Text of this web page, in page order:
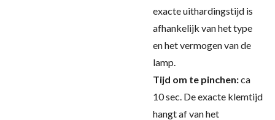
exacte uithardingstijd is
afhankelijk van het type
en het vermogen van de
lamp.
Tijd om te pinchen:ca
10 sec. De exacte klemtijd
hangt af van het